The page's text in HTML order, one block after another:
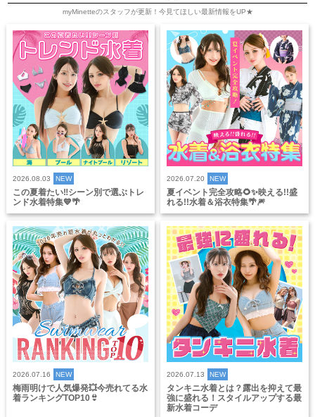
myMinetteのスタッフが更新！今見てほしい最新情報をUP★
2026.08.03 NEW
この夏着たい‼️シーン別で選ぶトレ
ンド水着特集💙🌴
2026.07.20 NEW
夏イベント完全攻略🌻✨映える!!盛
れる!!水着＆浴衣特集🌴🎆
2026.07.16 NEW
梅雨明けで人気爆発💥今売れてる水
着ランキングTOP10👙
2026.07.13 NEW
タンキニ水着とは？露出を抑えて最
強に盛れる！スタイルアップする最
新水着コーデ